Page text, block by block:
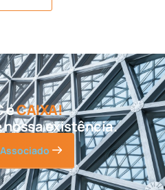
éCAIXA!
nossa existência.